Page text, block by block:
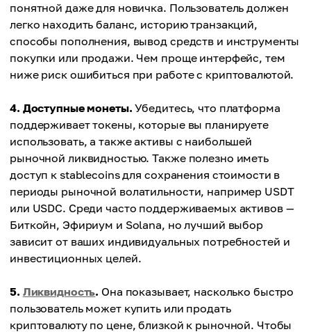
понятной даже для новичка. Пользователь должен
легко находить баланс, историю транзакций,
способы пополнения, вывод средств и инструменты
покупки или продажи. Чем проще интерфейс, тем
ниже риск ошибиться при работе с криптовалютой.
4. Доступные монеты. Убедитесь, что платформа
поддерживает токены, которые вы планируете
использовать, а также активы с наибольшей
рыночной ликвидностью. Также полезно иметь
доступ к stablecoins для сохранения стоимости в
периоды рыночной волатильности, например USDT
или USDC. Среди часто поддерживаемых активов —
Биткойн, Эфириум и Solana, но лучший выбор
зависит от ваших индивидуальных потребностей и
инвестиционных целей.
5. Ликвидность. Она показывает, насколько быстро
пользователь может купить или продать
криптовалюту по цене, близкой к рыночной. Чтобы